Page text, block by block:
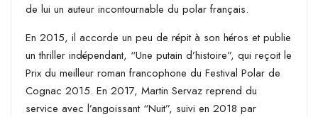
de lui un auteur incontournable du polar français.
En 2015, il accorde un peu de répit à son héros et publie
un thriller indépendant, “Une putain d’histoire”, qui reçoit le
Prix du meilleur roman francophone du Festival Polar de
Cognac 2015. En 2017, Martin Servaz reprend du
service avec l’angoissant “Nuit”, suivi en 2018 par